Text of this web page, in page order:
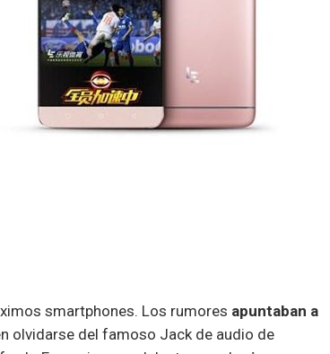
smartphones. Los rumores apuntaban a
olvidarse del famoso Jack de audio de